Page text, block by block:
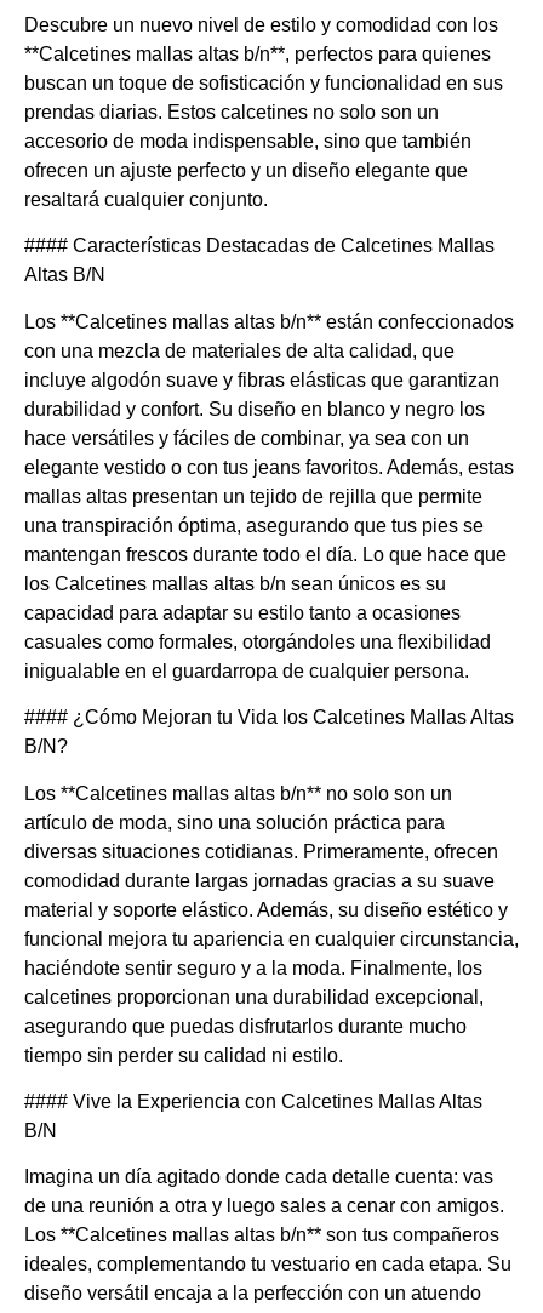
Descubre un nuevo nivel de estilo y comodidad con los
**Calcetines mallas altas b/n**, perfectos para quienes
buscan un toque de sofisticación y funcionalidad en sus
prendas diarias. Estos calcetines no solo son un
accesorio de moda indispensable, sino que también
ofrecen un ajuste perfecto y un diseño elegante que
resaltará cualquier conjunto.
#### Características Destacadas de Calcetines Mallas
Altas B/N
Los **Calcetines mallas altas b/n** están confeccionados
con una mezcla de materiales de alta calidad, que
incluye algodón suave y fibras elásticas que garantizan
durabilidad y confort. Su diseño en blanco y negro los
hace versátiles y fáciles de combinar, ya sea con un
elegante vestido o con tus jeans favoritos. Además, estas
mallas altas presentan un tejido de rejilla que permite
una transpiración óptima, asegurando que tus pies se
mantengan frescos durante todo el día. Lo que hace que
los Calcetines mallas altas b/n sean únicos es su
capacidad para adaptar su estilo tanto a ocasiones
casuales como formales, otorgándoles una flexibilidad
inigualable en el guardarropa de cualquier persona.
#### ¿Cómo Mejoran tu Vida los Calcetines Mallas Altas
B/N?
Los **Calcetines mallas altas b/n** no solo son un
artículo de moda, sino una solución práctica para
diversas situaciones cotidianas. Primeramente, ofrecen
comodidad durante largas jornadas gracias a su suave
material y soporte elástico. Además, su diseño estético y
funcional mejora tu apariencia en cualquier circunstancia,
haciéndote sentir seguro y a la moda. Finalmente, los
calcetines proporcionan una durabilidad excepcional,
asegurando que puedas disfrutarlos durante mucho
tiempo sin perder su calidad ni estilo.
#### Vive la Experiencia con Calcetines Mallas Altas
B/N
Imagina un día agitado donde cada detalle cuenta: vas
de una reunión a otra y luego sales a cenar con amigos.
Los **Calcetines mallas altas b/n** son tus compañeros
ideales, complementando tu vestuario en cada etapa. Su
diseño versátil encaja a la perfección con un atuendo